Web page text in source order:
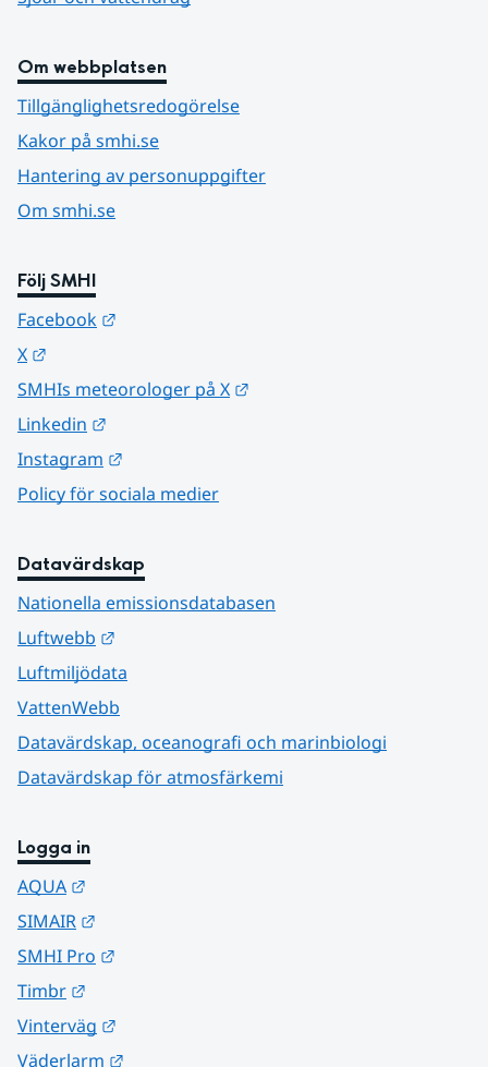
Om webbplatsen
Tillgänglighetsredogörelse
Kakor på smhi.se
Hantering av personuppgifter
Om smhi.se
Följ SMHI
Facebook
X
SMHIs meteorologer på X
Linkedin
Instagram
Policy för sociala medier
Datavärdskap
Nationella emissionsdatabasen
Luftwebb
Luftmiljödata
VattenWebb
Datavärdskap, oceanografi och marinbiologi
Datavärdskap för atmosfärkemi
Logga in
AQUA
SIMAIR
SMHI Pro
Timbr
Vinterväg
Väderlarm